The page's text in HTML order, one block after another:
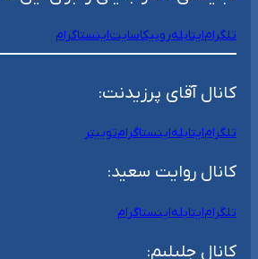
تلگرامایتابلهروبیکاسایتاینستاگرام
کانال آقای پرزیدنت:
تلگرامایتابلهاینستاگرامتوییتر
کانال روایت سعید:
تلگرامایتابلهاینستاگرام
کانال جلیلیم: